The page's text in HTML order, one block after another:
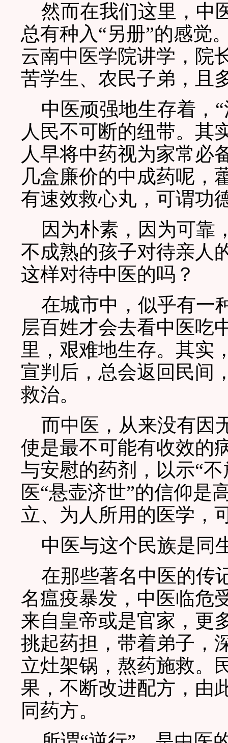
然而在我们这里，中
总有种入“另册”的感觉
云南中医学院讲学，院
苦学生、农民子弟，且
中医顽强地生存着，“
人民不可断的纽带。其
人早将中药视为家常必
几盒廉价的中成药呢，
有速效救心丸，可谓功
因为朴素，因为可靠
不成熟的孩子对待亲人
这样对待中医的吗？
在城市中，似乎有一
层百姓才会去看中医吃
里，艰难地生存。其实
宣判后，总会返回民间
救治。
而中医，从来没有因
使是最不可能有收效的
与安慰的药剂，以示“
医“悬壶济世”的信仰是
立、为人所用的医学，
中医与这个民族是同
在那些著名中医的传
名瘟疫暴发，中医临
来自皇帝或是官家，更
挑起药担，带着弟子，
立灶架锅，熬药施救。
果，不断改进配方，由
同药方。